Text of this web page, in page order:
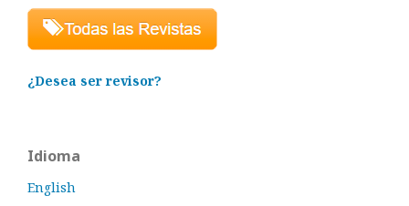
¿Desea ser revisor?
Idioma
English